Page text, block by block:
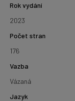
Rok vydání
2023
Počet stran
176
Vazba
Vázaná
Jazyk